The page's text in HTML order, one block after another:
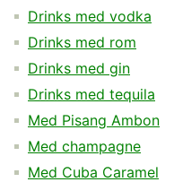
Drinks med vodka
Drinks med rom
Drinks med gin
Drinks med tequila
Med Pisang Ambon
Med champagne
Med Cuba Caramel